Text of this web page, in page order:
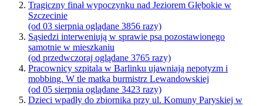
Tragiczny finał wypoczynku nad Jeziorem Głębokie w
Szczecinie
(od 03 sierpnia oglądane 3856 razy)
Sąsiedzi interweniują w sprawie psa pozostawionego
samotnie w mieszkaniu
(od przedwczoraj oglądane 3765 razy)
Pracownicy szpitala w Barlinku ujawniają nepotyzm i
mobbing. W tle matka burmistrz Lewandowskiej
(od 05 sierpnia oglądane 3423 razy)
Dzieci wpadły do zbiornika przy ul. Komuny Paryskiej w